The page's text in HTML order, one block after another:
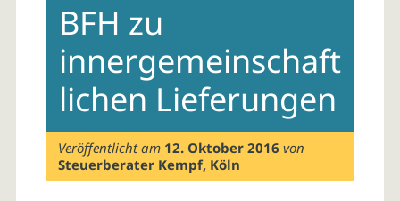
contentBFH zu
innergemeinschaft
lichen Lieferungen
Veröffentlicht am 12. Oktober 2016 von
Steuerberater Kempf, Köln